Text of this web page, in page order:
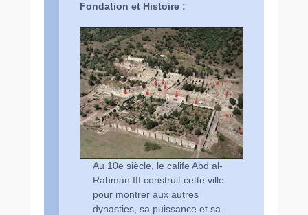
Fondation et Histoire :
Au 10e siècle, le calife Abd al-
Rahman III construit cette ville
pour montrer aux autres
dynasties, sa puissance et sa